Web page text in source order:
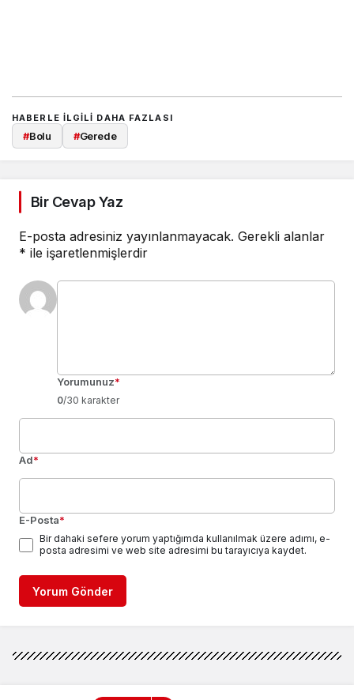
HABERLE ILGILI DAHA FAZLASI
#Bolu #Gerede
Bir Cevap Yaz
E-posta adresiniz yayınlanmayacak. Gerekli alanlar
* ile işaretlenmişlerdir
Yorumunuz*
0/30 karakter
Ad*
E-Posta*
Bir dahaki sefere yorum yaptığımda kullanılmak üzere adımı, e-
posta adresimi ve web site adresimi bu tarayıcıya kaydet.
Yorum Gönder